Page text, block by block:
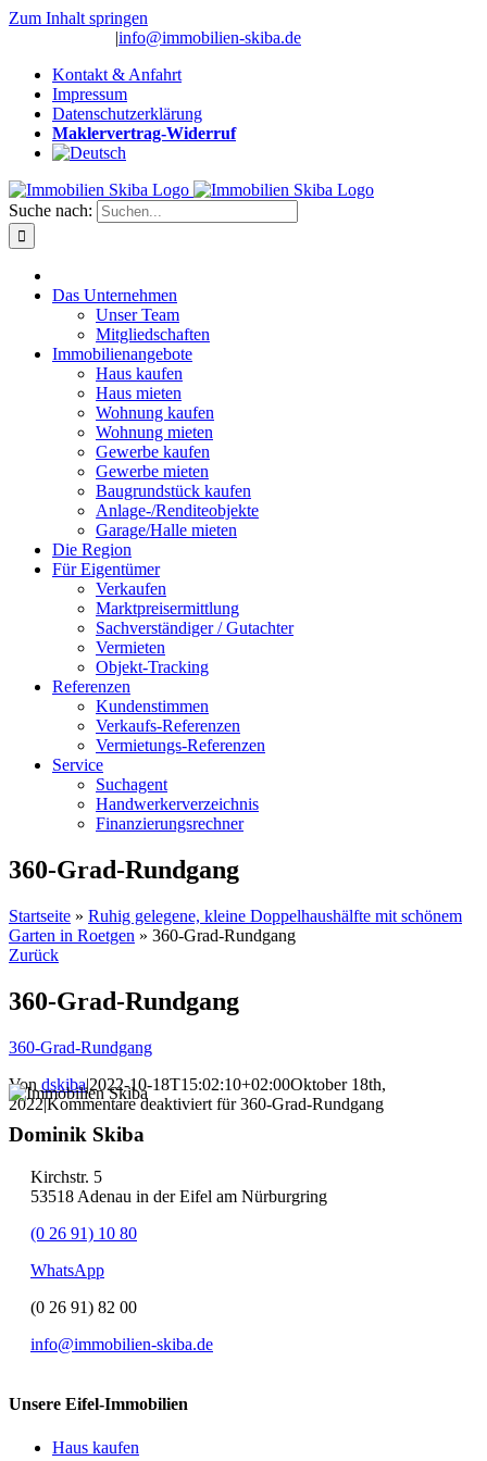
Zum Inhalt springen
|info@immobilien-skiba.de
Kontakt & Anfahrt
Impressum
Datenschutzerklärung
Maklervertrag-Widerruf
Suche nach:
Das Unternehmen
Unser Team
Mitgliedschaften
Immobilienangebote
Haus kaufen
Haus mieten
Wohnung kaufen
Wohnung mieten
Gewerbe kaufen
Gewerbe mieten
Baugrundstück kaufen
Anlage-/Renditeobjekte
Garage/Halle mieten
Die Region
Für Eigentümer
Verkaufen
Marktpreisermittlung
Sachverständiger / Gutachter
Vermieten
Objekt-Tracking
Referenzen
Kundenstimmen
Verkaufs-Referenzen
Vermietungs-Referenzen
Service
Suchagent
Handwerkerverzeichnis
Finanzierungsrechner
360-Grad-Rundgang
Startseite » Ruhig gelegene, kleine Doppelhaushälfte mit schönem
Garten in Roetgen » 360-Grad-Rundgang
Zurück
360-Grad-Rundgang
360-Grad-Rundgang
Von dskiba|2022-10-18T15:02:10+02:00Oktober 18th,
2022|Kommentare deaktiviert für 360-Grad-Rundgang
Dominik Skiba
Kirchstr. 5
53518 Adenau in der Eifel am Nürburgring
(0 26 91) 10 80
WhatsApp
(0 26 91) 82 00
info@immobilien-skiba.de
Unsere Eifel-Immobilien
Haus kaufen